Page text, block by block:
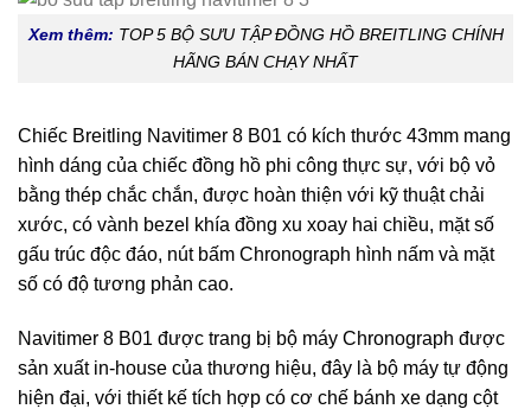
Xem thêm: TOP 5 BỘ SƯU TẬP ĐỒNG HỒ BREITLING CHÍNH
HÃNG BÁN CHẠY NHẤT
Chiếc Breitling Navitimer 8 B01 có kích thước 43mm mang
hình dáng của chiếc đồng hồ phi công thực sự, với bộ vỏ
bằng thép chắc chắn, được hoàn thiện với kỹ thuật chải
xước, có vành bezel khía đồng xu xoay hai chiều, mặt số
gấu trúc độc đáo, nút bấm Chronograph hình nấm và mặt
số có độ tương phản cao.
Navitimer 8 B01 được trang bị bộ máy Chronograph được
sản xuất in-house của thương hiệu, đây là bộ máy tự động
hiện đại, với thiết kế tích hợp có cơ chế bánh xe dạng cột